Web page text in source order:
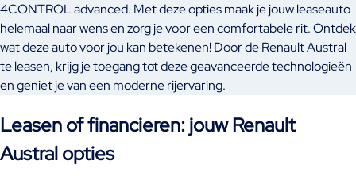
4CONTROL advanced. Met deze opties maak je jouw leaseauto
helemaal naar wens en zorg je voor een comfortabele rit. Ontdek
wat deze auto voor jou kan betekenen! Door de Renault Austral
te leasen, krijg je toegang tot deze geavanceerde technologieën
en geniet je van een moderne rijervaring.
Leasen of financieren: jouw Renault
Austral opties